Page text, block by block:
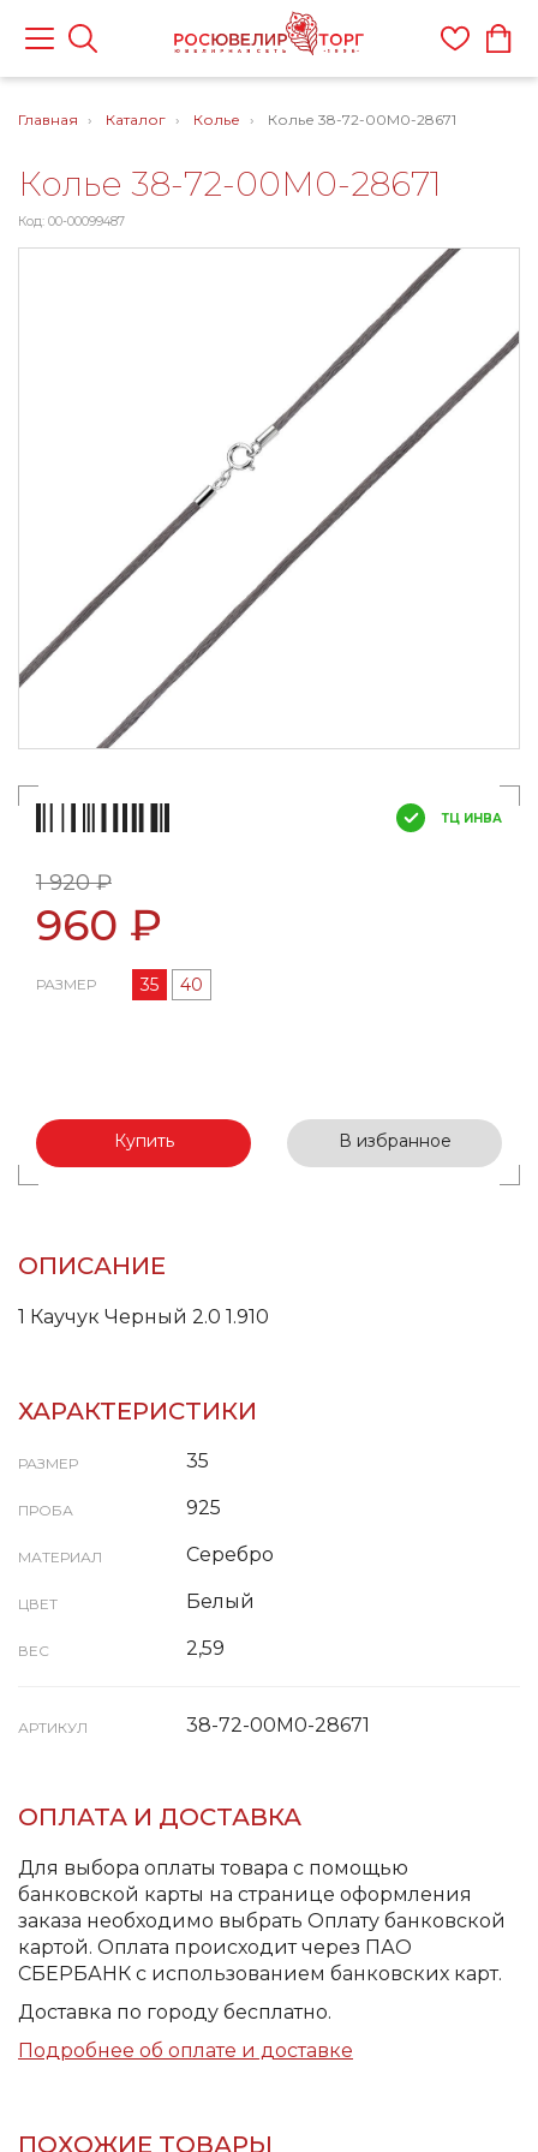
Главная Каталог Колье Колье 38-72-00M0-28671
Колье 38-72-00M0-28671
Код: 00-00099487
ТЦ ИНВА
1 920 ₽
960 ₽
РАЗМЕР 35 40
Купить В избранное
ОПИСАНИЕ
1 Каучук Черный 2.0 1.910
ХАРАКТЕРИСТИКИ
РАЗМЕР 35
ПРОБА 925
МАТЕРИАЛ Серебро
ЦВЕТ Белый
ВЕС 2,59
АРТИКУЛ 38-72-00M0-28671
ОПЛАТА И ДОСТАВКА
Для выбора оплаты товара с помощью
банковской карты на странице оформления
заказа необходимо выбрать Оплату банковской
картой. Оплата происходит через ПАО
СБЕРБАНК с использованием банковских карт.
Доставка по городу бесплатно.
Подробнее об оплате и доставке
ПОХОЖИЕ ТОВАРЫ